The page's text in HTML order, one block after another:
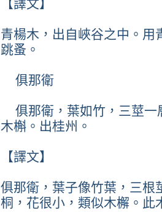
【譯文】
青楊木，出自峽谷之中。用
跳蚤。
俱那衛
俱那衛，葉如竹，三莖一
木槲。出桂州。
【譯文】
俱那衛，葉子像竹葉，三根
桐，花很小，類似木檞。此